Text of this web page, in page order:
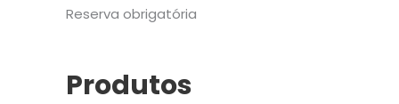
Reserva obrigatória
Produtos